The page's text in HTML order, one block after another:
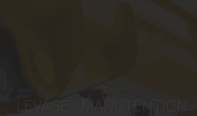
LEVAGE - MANUTENTION -